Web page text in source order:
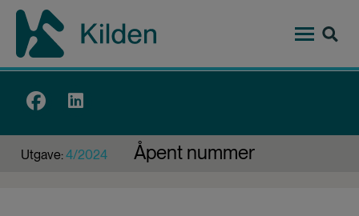
Hopp
hovedinnhold
Top
Utgave:4/2024 Åpent nummer